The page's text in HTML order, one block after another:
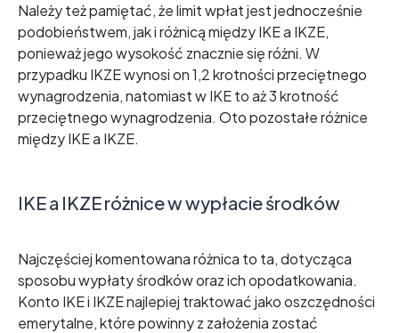
Należy też pamiętać, że limit wpłat jest jednocześnie
podobieństwem, jak i różnicą między IKE a IKZE,
ponieważ jego wysokość znacznie się różni. W
przypadku IKZE wynosi on 1,2 krotności przeciętnego
wynagrodzenia, natomiast w IKE to aż 3 krotność
przeciętnego wynagrodzenia. Oto pozostałe różnice
między IKE a IKZE.
IKE a IKZE różnice w wypłacie środków
Najczęściej komentowana różnica to ta, dotycząca
sposobu wypłaty środków oraz ich opodatkowania.
Konto IKE i IKZE najlepiej traktować jako oszczędności
emerytalne, które powinny z założenia zostać